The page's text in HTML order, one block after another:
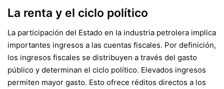
La renta y el ciclo político
La participación del Estado en la industria petrolera implica
importantes ingresos a las cuentas fiscales. Por definición,
los ingresos fiscales se distribuyen a través del gasto
público y determinan el ciclo político. Elevados ingresos
permiten mayor gasto. Esto ofrece réditos directos a los